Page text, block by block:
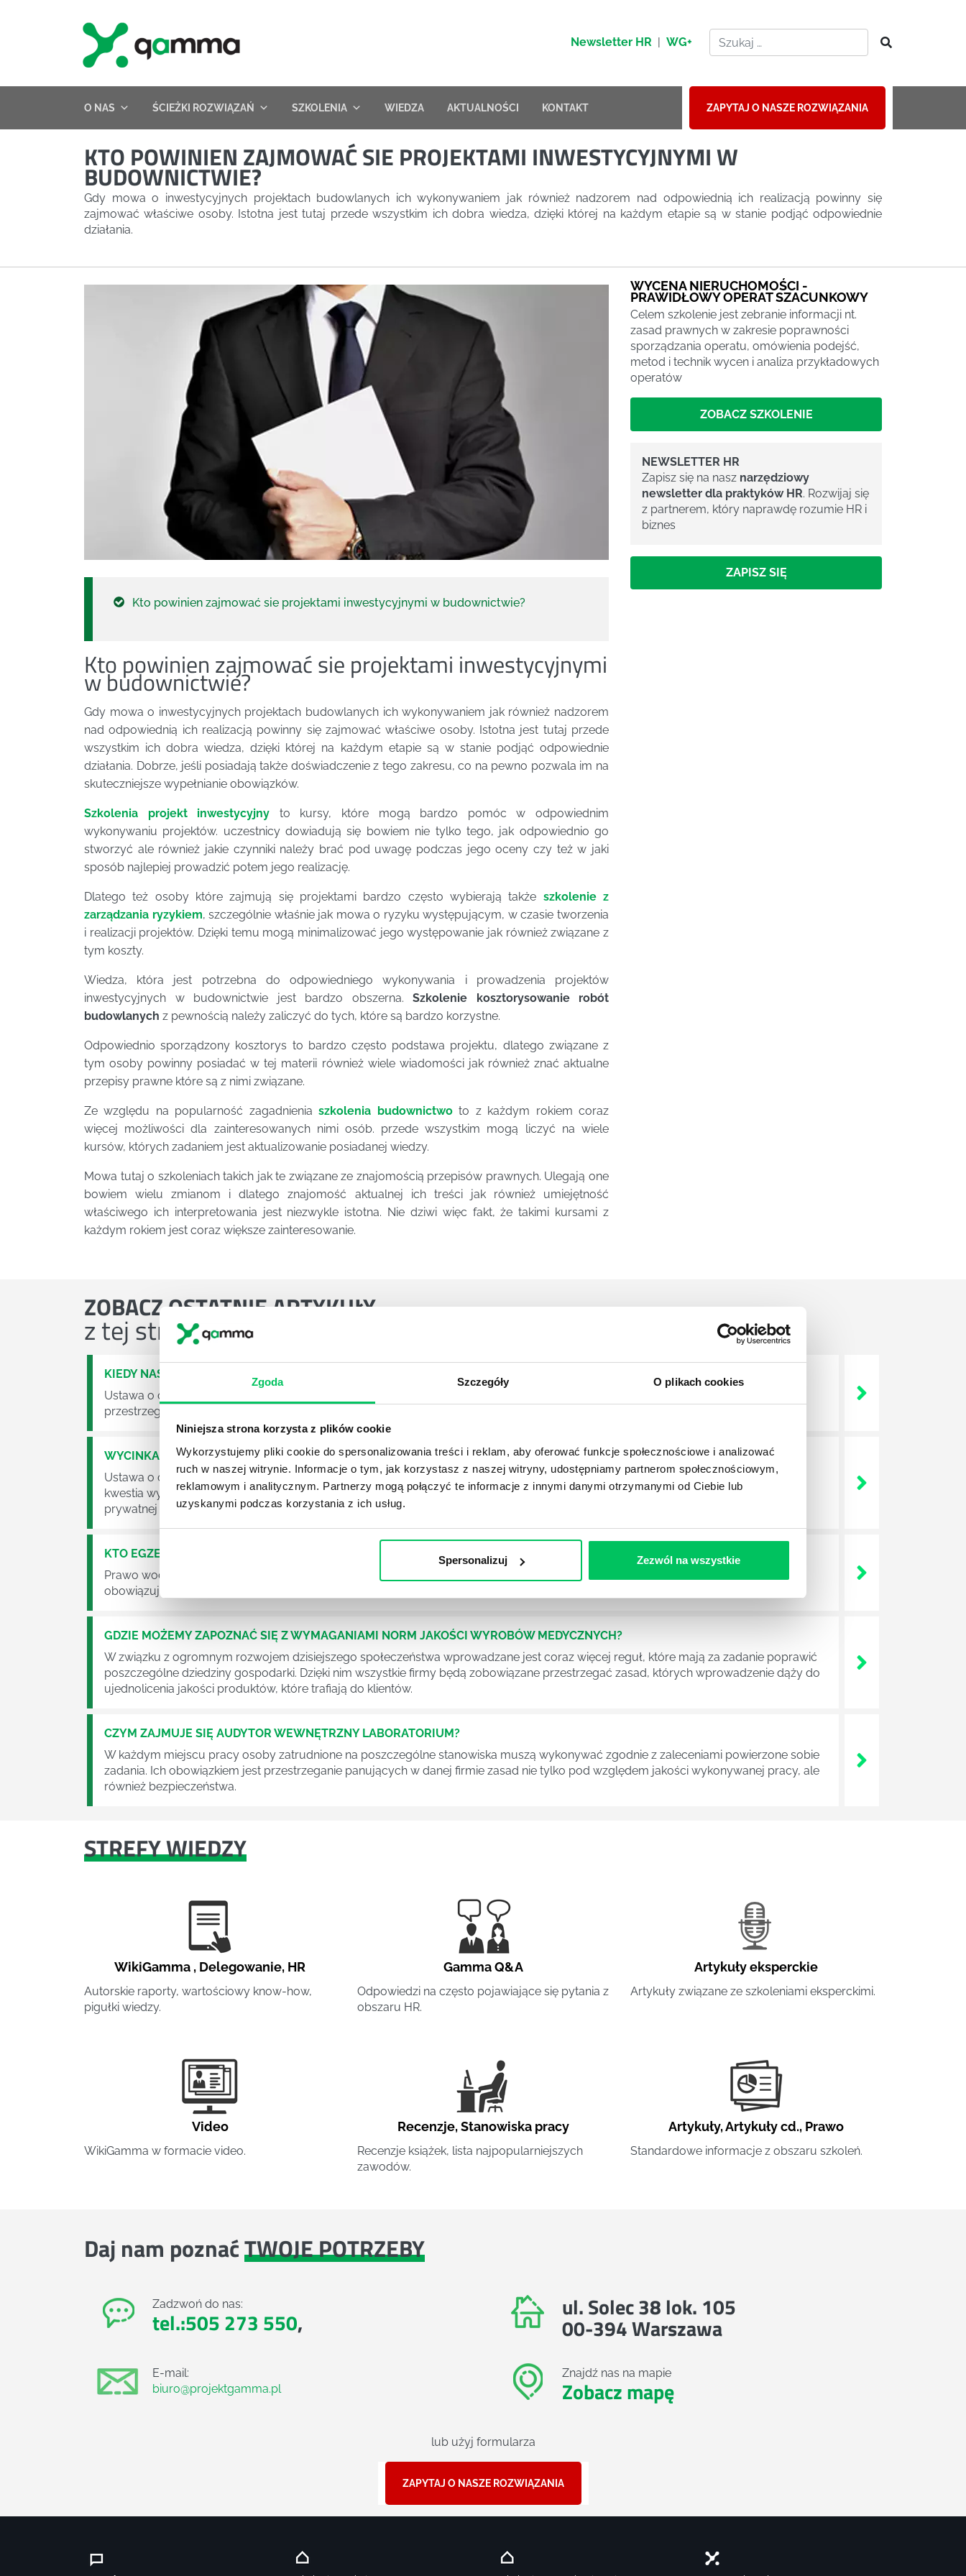
Zgoda Szczegóły O plikach cookies
Niniejsza strona korzysta z plików cookie
Wykorzystujemy pliki cookie do spersonalizowania treści i reklam, aby oferować funkcje społecznościowe i analizować
ruch w naszej witrynie. Informacje o tym, jak korzystasz z naszej witryny, udostępniamy partnerom społecznościowym,
reklamowym i analitycznym. Partnerzy mogą połączyć te informacje z innymi danymi otrzymanymi od Ciebie lub
uzyskanymi podczas korzystania z ich usług.
Spersonalizuj Zezwól na wszystkie
Newsletter HR | WG+
O NAS ŚCIEŻKI ROZWIĄZAŃ SZKOLENIA WIEDZA AKTUALNOŚCI KONTAKT ZAPYTAJ O NASZE ROZWIĄZANIA
KTO POWINIEN ZAJMOWAĆ SIE PROJEKTAMI INWESTYCYJNYMI W
BUDOWNICTWIE?
Gdy mowa o inwestycyjnych projektach budowlanych ich wykonywaniem jak również nadzorem nad odpowiednią ich realizacją powinny się
zajmować właściwe osoby. Istotna jest tutaj przede wszystkim ich dobra wiedza, dzięki której na każdym etapie są w stanie podjąć odpowiednie
działania.
Kto powinien zajmować sie projektami inwestycyjnymi w budownictwie?
Kto powinien zajmować sie projektami inwestycyjnymi
w budownictwie?
Gdy mowa o inwestycyjnych projektach budowlanych ich wykonywaniem jak również nadzorem
nad odpowiednią ich realizacją powinny się zajmować właściwe osoby. Istotna jest tutaj przede
wszystkim ich dobra wiedza, dzięki której na każdym etapie są w stanie podjąć odpowiednie
działania. Dobrze, jeśli posiadają także doświadczenie z tego zakresu, co na pewno pozwala im na
skuteczniejsze wypełnianie obowiązków.
Szkolenia projekt inwestycyjny to kursy, które mogą bardzo pomóc w odpowiednim
wykonywaniu projektów. uczestnicy dowiadują się bowiem nie tylko tego, jak odpowiednio go
stworzyć ale również jakie czynniki należy brać pod uwagę podczas jego oceny czy też w jaki
sposób najlepiej prowadzić potem jego realizację.
Dlatego też osoby które zajmują się projektami bardzo często wybierają także szkolenie z
zarządzania ryzykiem, szczególnie właśnie jak mowa o ryzyku występującym, w czasie tworzenia
i realizacji projektów. Dzięki temu mogą minimalizować jego występowanie jak również związane z
tym koszty.
Wiedza, która jest potrzebna do odpowiedniego wykonywania i prowadzenia projektów
inwestycyjnych w budownictwie jest bardzo obszerna. Szkolenie kosztorysowanie robót
budowlanych z pewnością należy zaliczyć do tych, które są bardzo korzystne.
Odpowiednio sporządzony kosztorys to bardzo często podstawa projektu, dlatego związane z
tym osoby powinny posiadać w tej materii również wiele wiadomości jak również znać aktualne
przepisy prawne które są z nimi związane.
Ze względu na popularność zagadnieniaszkolenia budownictwoto z każdym rokiem coraz
więcej możliwości dla zainteresowanych nimi osób. przede wszystkim mogą liczyć na wiele
kursów, których zadaniem jest aktualizowanie posiadanej wiedzy.
Mowa tutaj o szkoleniach takich jak te związane ze znajomością przepisów prawnych. Ulegają one
bowiem wielu zmianom i dlatego znajomość aktualnej ich treści jak również umiejętność
właściwego ich interpretowania jest niezwykle istotna. Nie dziwi więc fakt, że takimi kursami z
każdym rokiem jest coraz większe zainteresowanie.
WYCENA NIERUCHOMOŚCI -
PRAWIDŁOWY OPERAT SZACUNKOWY
Celem szkolenie jest zebranie informacji nt.
zasad prawnych w zakresie poprawności
sporządzania operatu, omówienia podejść,
metod i technik wycen i analiza przykładowych
operatów
ZOBACZ SZKOLENIE
NEWSLETTER HR
Zapisz się na nasz narzędziowy
newsletter dla praktyków HR. Rozwijaj się
z partnerem, który naprawdę rozumie HR i
biznes
ZAPISZ SIĘ
ZOBACZOSTATNIE ARTYKUŁY
z tej strefy wiedzy
KIEDY NASTĄPI ZMIANA USTAWY O ODPADACH?
Ustawa o odpadach jest dość istotną ustawą dla każdej firmy. Kiedy dokładnie nowe przepisy wejdą w życie? Od kiedy ich
przestrzeganie będzie już normalnie egzekwowane? Z czym trzeba się tutaj na pewno liczyć?
WYCINKA DRZEW A USTAWA O OCHRONIE ŚRODOWISKA - CO WARTO WIEDZIEĆ?
Ustawa o ochronie środowiska obowiązuje każdego z nas – bez wyjątku. Warto podkreślić, że określona jest w niej także dokładnie
kwestia wycinki drzew. Czy taka wycinka drzew musi być gdziekolwiek zgłaszana? Jak to w zasadzie dokładniej wygląda? Czy z
prywatnej posesji można wyciąć cokolwiek?
KTO EGZEKWUJE PRAWO WODNE?
Prawo wodne to dość skomplikowane prawo w ustawodawstwie polskim. Na czym dokładniej ono polega? Kogo w zasadzie
obowiązuje? Jak wygląda egzekwowanie prawa wodnego? Na te pytania odpowiemy pokrótce poniżej.
GDZIE MOŻEMY ZAPOZNAĆ SIĘ Z WYMAGANIAMI NORM JAKOŚCI WYROBÓW MEDYCZNYCH?
W związku z ogromnym rozwojem dzisiejszego społeczeństwa wprowadzane jest coraz więcej reguł, które mają za zadanie poprawić
poszczególne dziedziny gospodarki. Dzięki nim wszystkie firmy będą zobowiązane przestrzegać zasad, których wprowadzenie dąży do
ujednolicenia jakości produktów, które trafiają do klientów.
CZYM ZAJMUJE SIĘ AUDYTOR WEWNĘTRZNY LABORATORIUM?
W każdym miejscu pracy osoby zatrudnione na poszczególne stanowiska muszą wykonywać zgodnie z zaleceniami powierzone sobie
zadania. Ich obowiązkiem jest przestrzeganie panujących w danej firmie zasad nie tylko pod względem jakości wykonywanej pracy, ale
również bezpieczeństwa.
STREFY WIEDZY
WikiGamma , Delegowanie, HR
Autorskie raporty, wartościowy know-how,
pigułki wiedzy.
Gamma Q&A
Odpowiedzi na często pojawiające się pytania z
obszaru HR.
Artykuły eksperckie
Artykuły związane ze szkoleniami eksperckimi.
Video
WikiGamma w formacie video.
Recenzje,Stanowiska pracy
Recenzje książek, lista najpopularniejszych
zawodów.
Artykuły,Artykuły cd., Prawo
Standardowe informacje z obszaru szkoleń.
Daj nam poznaćTWOJE POTRZEBY
Zadzwoń do nas:
tel.:505 273 550,
E-mail:
biuro@projektgamma.pl
ul. Solec 38 lok. 105
00-394 Warszawa
Znajdź nas na mapie
Zobacz mapę
lub użyj formularza
ZAPYTAJ O NASZE ROZWIĄZANIA